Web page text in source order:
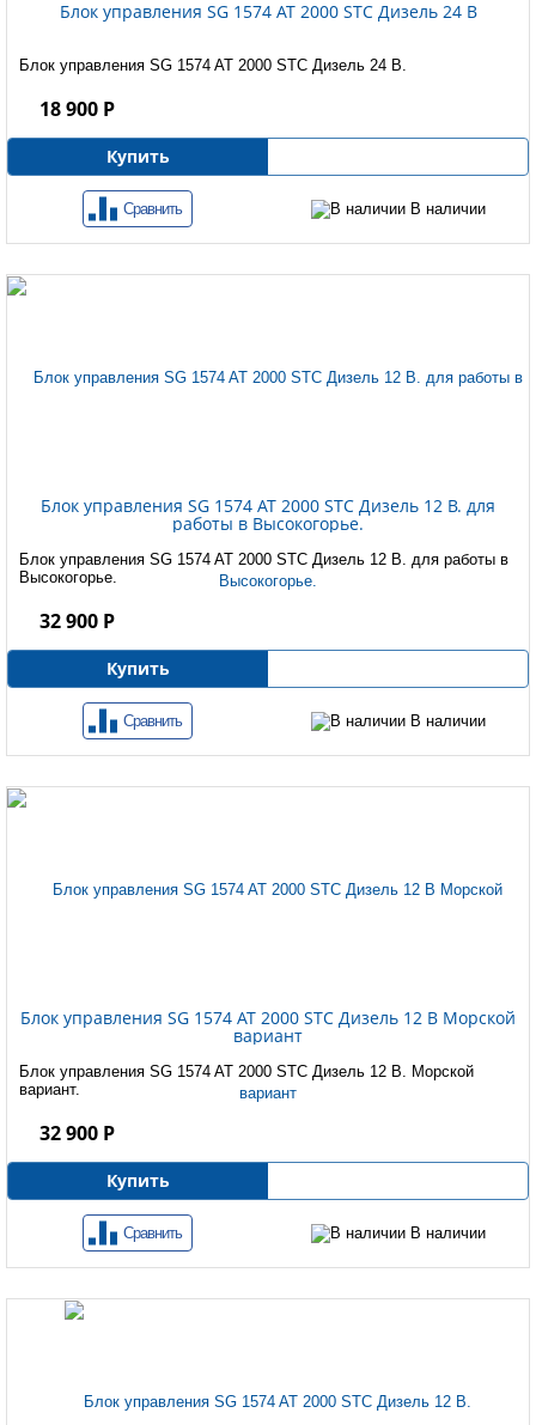
Блок управления SG 1574 AT 2000 STC Дизель 24 B
Блок управления SG 1574 AT 2000 STC Дизель 24 B.
18 900 Р
Купить
Сравнить В наличии
Блок управления SG 1574 AT 2000 STC Дизель 12 B. для
работы в Высокогорье.
Блок управления SG 1574 AT 2000 STC Дизель 12 B. для работы в
Высокогорье.
32 900 Р
Купить
Сравнить В наличии
Блок управления SG 1574 AT 2000 STC Дизель 12 B Морской
вариант
Блок управления SG 1574 AT 2000 STC Дизель 12 B. Морской
вариант.
32 900 Р
Купить
Сравнить В наличии